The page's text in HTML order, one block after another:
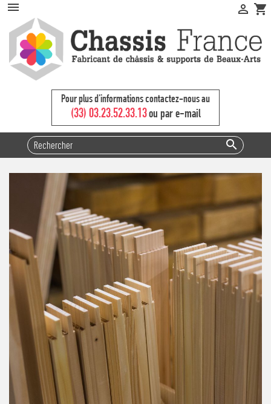
 shopping_cart

Pour plus d'informations contactez-nous au
(33) 03.23.52.33.13ou par e-mail
